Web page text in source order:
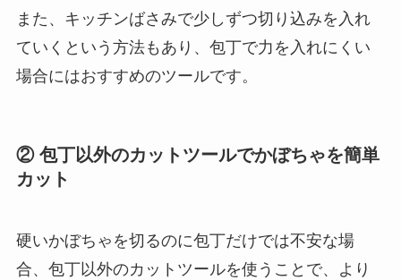
また、キッチンばさみで少しずつ切り込みを入れ
ていくという方法もあり、包丁で力を入れにくい
場合にはおすすめのツールです。
② 包丁以外のカットツールでかぼちゃを簡単
カット
硬いかぼちゃを切るのに包丁だけでは不安な場
合、包丁以外のカットツールを使うことで、より